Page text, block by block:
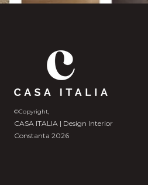
©Copyright,
CASA ITALIA | Design Interior
Constanta 2026